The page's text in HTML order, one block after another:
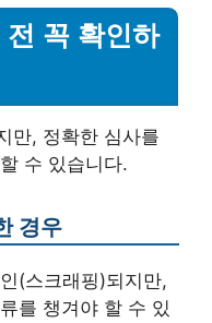
꼭 확인하
만, 정확한 심사를
수 있습니다.
경우
(스크래핑)되지만,
를 챙겨야 할 수 있